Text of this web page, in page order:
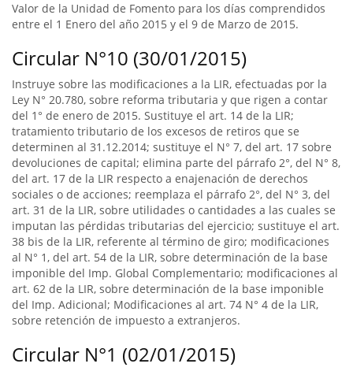
Valor de la Unidad de Fomento para los días comprendidos
entre el 1 Enero del año 2015 y el 9 de Marzo de 2015.
Circular N°10 (30/01/2015)
Instruye sobre las modificaciones a la LIR, efectuadas por la
Ley N° 20.780, sobre reforma tributaria y que rigen a contar
del 1° de enero de 2015. Sustituye el art. 14 de la LIR;
tratamiento tributario de los excesos de retiros que se
determinen al 31.12.2014; sustituye el N° 7, del art. 17 sobre
devoluciones de capital; elimina parte del párrafo 2°, del N° 8,
del art. 17 de la LIR respecto a enajenación de derechos
sociales o de acciones; reemplaza el párrafo 2°, del N° 3, del
art. 31 de la LIR, sobre utilidades o cantidades a las cuales se
imputan las pérdidas tributarias del ejercicio; sustituye el art.
38 bis de la LIR, referente al término de giro; modificaciones
al N° 1, del art. 54 de la LIR, sobre determinación de la base
imponible del Imp. Global Complementario; modificaciones al
art. 62 de la LIR, sobre determinación de la base imponible
del Imp. Adicional; Modificaciones al art. 74 N° 4 de la LIR,
sobre retención de impuesto a extranjeros.
Circular N°1 (02/01/2015)